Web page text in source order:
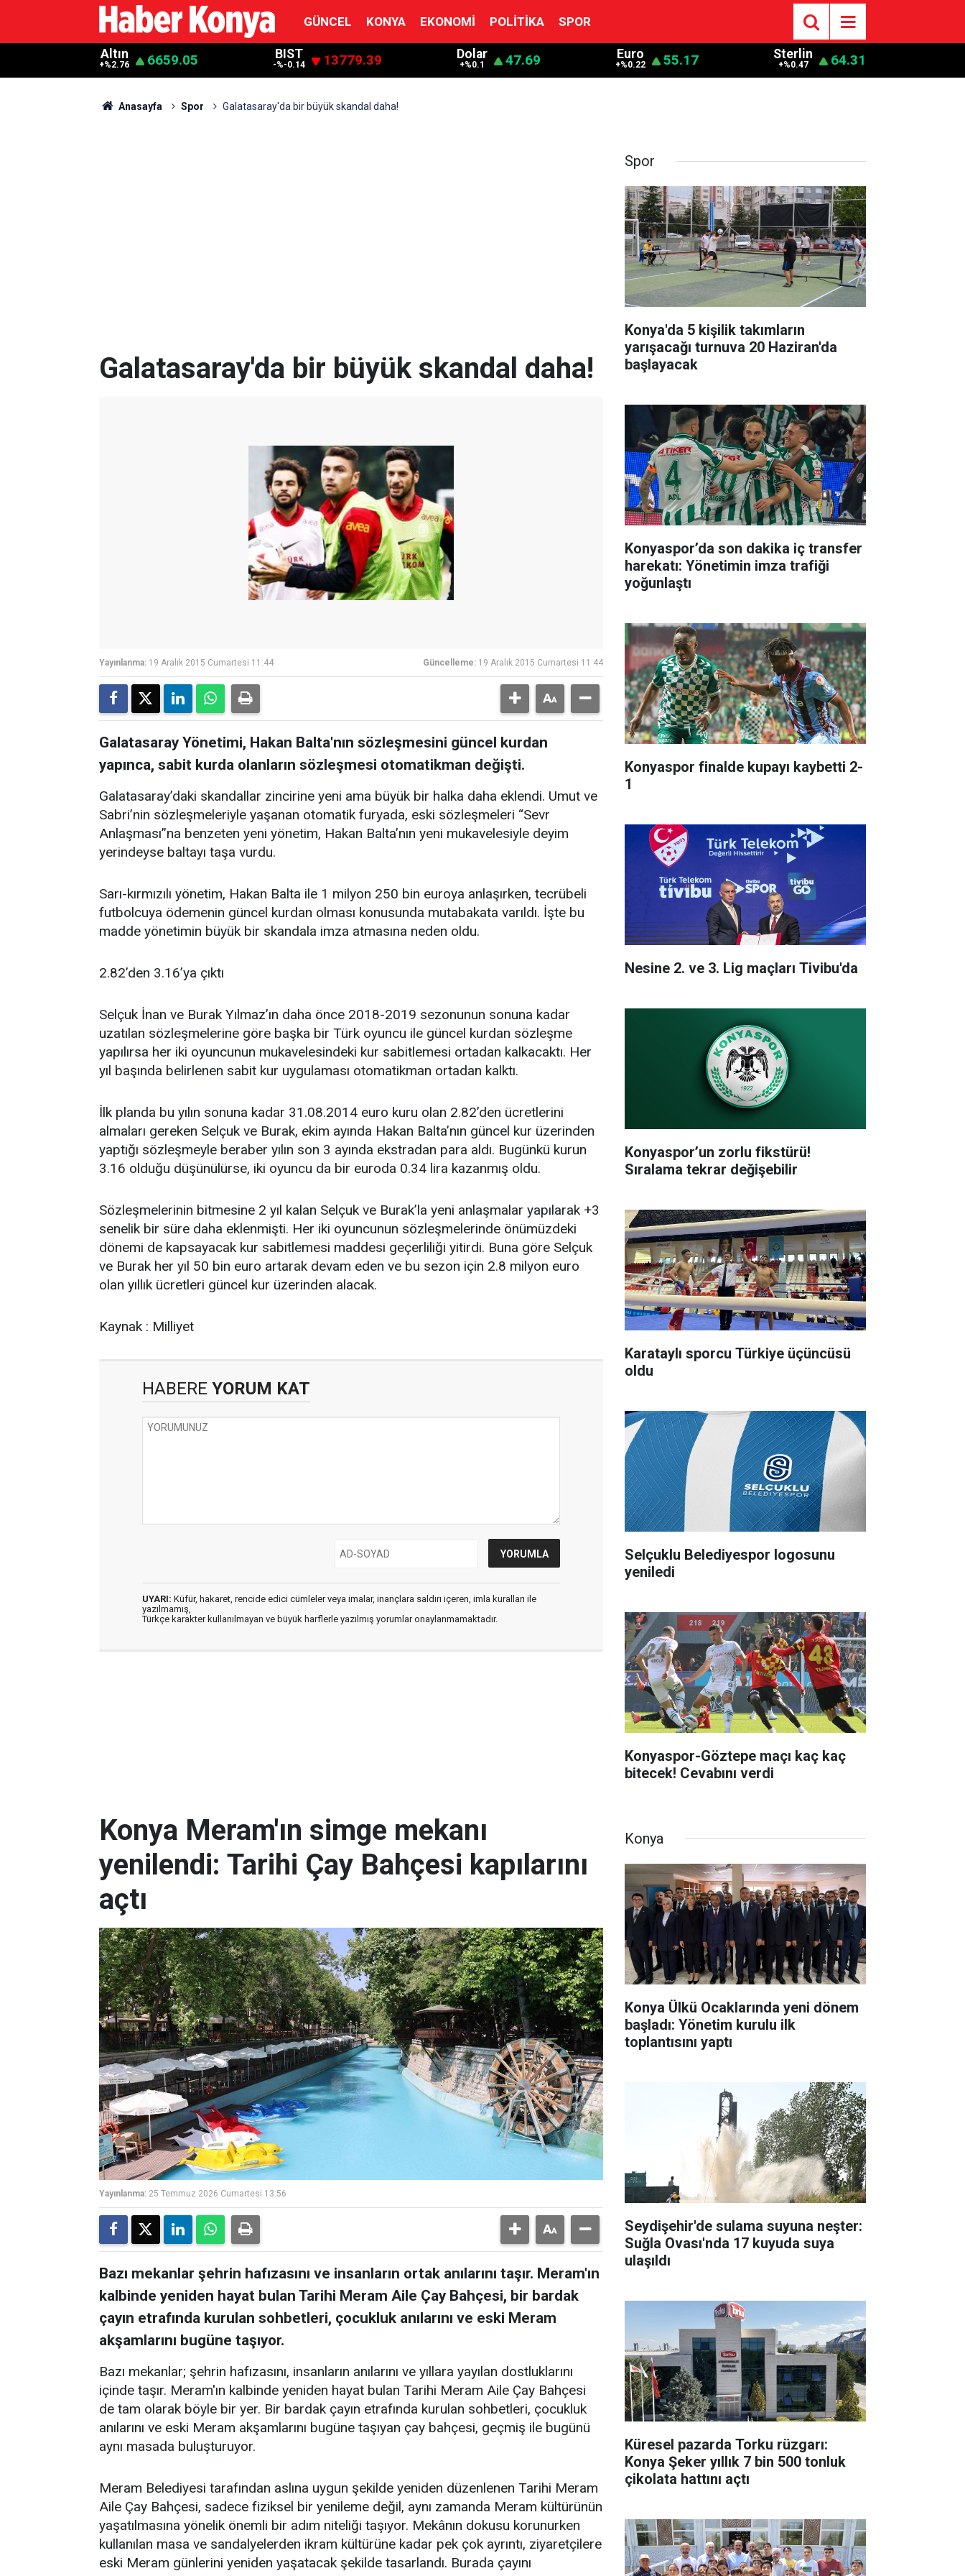
GÜNCEL KONYA EKONOMI POLITIKA SPOR
Altın
+%2.76 6659.05 BIST
-%-0.14 13779.39 Dolar
+%0.1 47.69 Euro
+%0.22 55.17 Sterlin
+%0.47 64.31
Anasayfa Spor Galatasaray'da bir büyük skandal daha!
Galatasaray'da bir büyük skandal daha!
Yayınlanma: 19 Aralık 2015 Cumartesi 11:44 Güncelleme: 19 Aralık 2015 Cumartesi 11:44
Galatasaray Yönetimi, Hakan Balta'nın sözleşmesini güncel kurdan
yapınca, sabit kurda olanların sözleşmesi otomatikman değişti.
Galatasaray’daki skandallar zincirine yeni ama büyük bir halka daha eklendi. Umut ve
Sabri’nin sözleşmeleriyle yaşanan otomatik furyada, eski sözleşmeleri “Sevr
Anlaşması”na benzeten yeni yönetim, Hakan Balta’nın yeni mukavelesiyle deyim
yerindeyse baltayı taşa vurdu.
Sarı-kırmızılı yönetim, Hakan Balta ile 1 milyon 250 bin euroya anlaşırken, tecrübeli
futbolcuya ödemenin güncel kurdan olması konusunda mutabakata varıldı. İşte bu
madde yönetimin büyük bir skandala imza atmasına neden oldu.
2.82’den 3.16’ya çıktı
Selçuk İnan ve Burak Yılmaz’ın daha önce 2018-2019 sezonunun sonuna kadar
uzatılan sözleşmelerine göre başka bir Türk oyuncu ile güncel kurdan sözleşme
yapılırsa her iki oyuncunun mukavelesindeki kur sabitlemesi ortadan kalkacaktı. Her
yıl başında belirlenen sabit kur uygulaması otomatikman ortadan kalktı.
İlk planda bu yılın sonuna kadar 31.08.2014 euro kuru olan 2.82’den ücretlerini
almaları gereken Selçuk ve Burak, ekim ayında Hakan Balta’nın güncel kur üzerinden
yaptığı sözleşmeyle beraber yılın son 3 ayında ekstradan para aldı. Bugünkü kurun
3.16 olduğu düşünülürse, iki oyuncu da bir euroda 0.34 lira kazanmış oldu.
Sözleşmelerinin bitmesine 2 yıl kalan Selçuk ve Burak’la yeni anlaşmalar yapılarak +3
senelik bir süre daha eklenmişti. Her iki oyuncunun sözleşmelerinde önümüzdeki
dönemi de kapsayacak kur sabitlemesi maddesi geçerliliği yitirdi. Buna göre Selçuk
ve Burak her yıl 50 bin euro artarak devam eden ve bu sezon için 2.8 milyon euro
olan yıllık ücretleri güncel kur üzerinden alacak.
Kaynak : Milliyet
HABERE YORUM KAT
UYARI: Küfür, hakaret, rencide edici cümleler veya imalar, inançlara saldırı içeren, imla kuralları ile
yazılmamış,
Türkçe karakter kullanılmayan ve büyük harflerle yazılmış yorumlar onaylanmamaktadır.
Spor
Konya'da 5 kişilik takımların
yarışacağı turnuva 20 Haziran'da
başlayacak
Konyaspor’da son dakika iç transfer
harekatı: Yönetimin imza trafiği
yoğunlaştı
Konyaspor finalde kupayı kaybetti 2-
1
Nesine 2. ve 3. Lig maçları Tivibu'da
Konyaspor’un zorlu fikstürü!
Sıralama tekrar değişebilir
Karataylı sporcu Türkiye üçüncüsü
oldu
Selçuklu Belediyespor logosunu
yeniledi
Konyaspor-Göztepe maçı kaç kaç
bitecek! Cevabını verdi
Konya Meram'ın simge mekanı
yenilendi: Tarihi Çay Bahçesi kapılarını
açtı
Yayınlanma: 25 Temmuz 2026 Cumartesi 13:56
Bazı mekanlar şehrin hafızasını ve insanların ortak anılarını taşır. Meram'ın
kalbinde yeniden hayat bulan Tarihi Meram Aile Çay Bahçesi, bir bardak
çayın etrafında kurulan sohbetleri, çocukluk anılarını ve eski Meram
akşamlarını bugüne taşıyor.
Bazı mekanlar; şehrin hafızasını, insanların anılarını ve yıllara yayılan dostluklarını
içinde taşır. Meram'ın kalbinde yeniden hayat bulan Tarihi Meram Aile Çay Bahçesi
de tam olarak böyle bir yer. Bir bardak çayın etrafında kurulan sohbetleri, çocukluk
anılarını ve eski Meram akşamlarını bugüne taşıyan çay bahçesi, geçmiş ile bugünü
aynı masada buluşturuyor.
Meram Belediyesi tarafından aslına uygun şekilde yeniden düzenlenen Tarihi Meram
Aile Çay Bahçesi, sadece fiziksel bir yenileme değil, aynı zamanda Meram kültürünün
yaşatılmasına yönelik önemli bir adım niteliği taşıyor. Mekânın dokusu korunurken
kullanılan masa ve sandalyelerden ikram kültürüne kadar pek çok ayrıntı, ziyaretçilere
eski Meram günlerini yeniden yaşatacak şekilde tasarlandı. Burada çayını
Konya
Konya Ülkü Ocaklarında yeni dönem
başladı: Yönetim kurulu ilk
toplantısını yaptı
Seydişehir'de sulama suyuna neşter:
Suğla Ovası'nda 17 kuyuda suya
ulaşıldı
Küresel pazarda Torku rüzgarı:
Konya Şeker yıllık 7 bin 500 tonluk
çikolata hattını açtı